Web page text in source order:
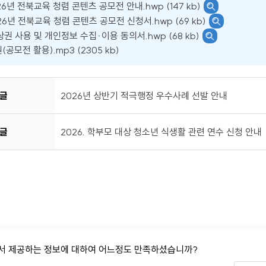
년 전북교육 청렴 콘텐츠 공모전 안내.hwp (147 kb)
년 전북교육 청렴 콘텐츠 공모전 신청서.hwp (69 kb)
권 사용 및 개인정보 수집·이용 동의서.hwp (68 kb)
(공모전 활용).mp3 (2305 kb)
2026년 상반기 적극행정 우수사례 선발 안내
2026. 학부모 대상 청소년 식생활 관련 연수 신청 안내
제공하는 정보에 대하여 어느정도 만족하셨습니까?